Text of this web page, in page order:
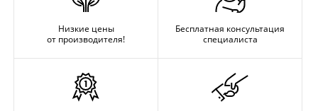
Низкие цены
от производителя!
Бесплатная консультация
специалиста